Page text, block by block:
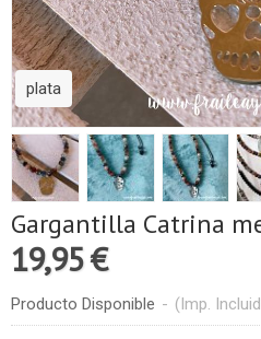
plata
Gargantilla Catrina
19,95 €
Producto Disponible - (Imp.